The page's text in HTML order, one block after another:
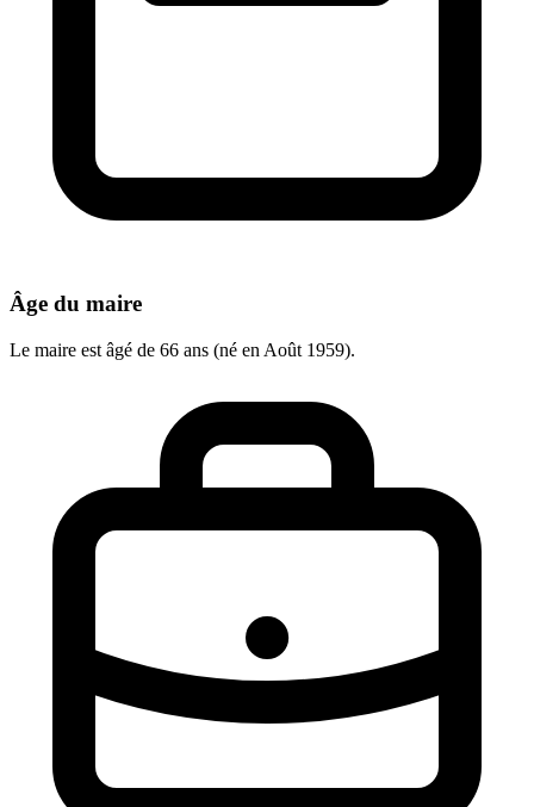
Âge du maire
Le maire est âgé de 66 ans (né en Août 1959).